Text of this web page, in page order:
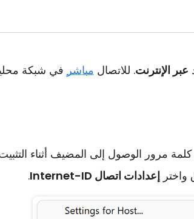
عبر الإنترنت. للاتصال مباشر في شبكة
مرور الوصول إلى المضيف أثناء
إعدادات اتصال Internet-ID .